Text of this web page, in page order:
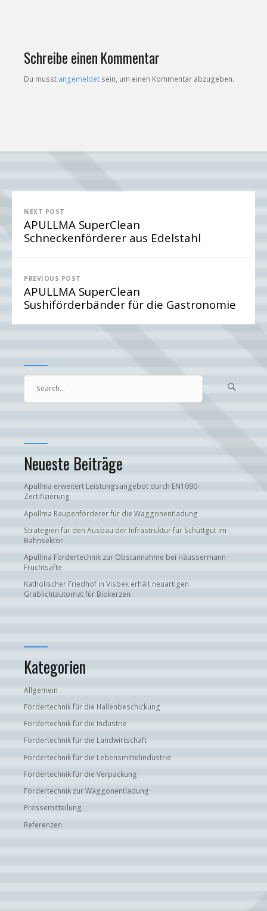
Schreibe einen Kommentar
Du musst angemeldet sein, um einen Kommentar abzugeben.
Beitragsnavigation
NEXT POST
APULLMA SuperClean
Schneckenförderer aus Edelstahl
PREVIOUS POST
APULLMA SuperClean
Sushiförderbänder für die Gastronomie
for...

Neueste Beiträge
Apullma erweitert Leistungsangebot durch EN1090-
Zertifizierung
Apullma Raupenförderer für die Waggonentladung
Strategien für den Ausbau der Infrastruktur für Schüttgut im
Bahnsektor
Apullma Fördertechnik zur Obstannahme bei Häussermann
Fruchtsäfte
Katholischer Friedhof in Visbek erhält neuartigen
Grablichtautomat für Biokerzen
Kategorien
Allgemein
Fördertechnik für die Hallenbeschickung
Fördertechnik für die Industrie
Fördertechnik für die Landwirtschaft
Fördertechnik für die Lebensmittelindustrie
Fördertechnik für die Verpackung
Fördertechnik zur Waggonentladung
Pressemitteilung
Referenzen